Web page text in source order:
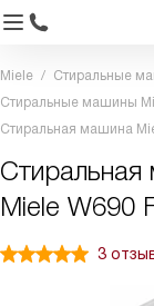
Miele
Стиральные
Стиральные машины
Стиральная машина
Miele W690
3